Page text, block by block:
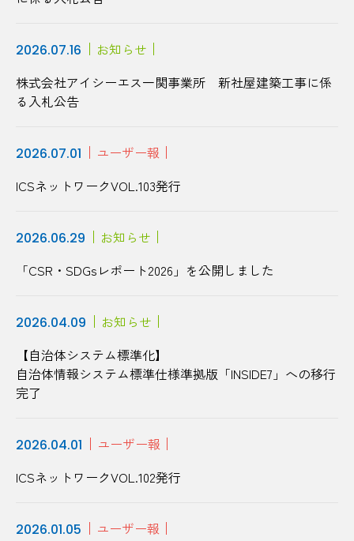
2026.07.16
お知らせ
株式会社アイシーエス一関事業所 新社屋建築工事に係
る入札公告
2026.07.01
ユーザー報
ICSネットワークVOL.103発行
2026.06.29
お知らせ
「CSR・SDGsレポート2026」を公開しました
2026.04.09
お知らせ
【自治体システム標準化】
自治体情報システム標準仕様準拠版 「INSIDE7」 への移行
完了
2026.04.01
ユーザー報
ICSネットワークVOL.102発行
2026.01.05
ユーザー報